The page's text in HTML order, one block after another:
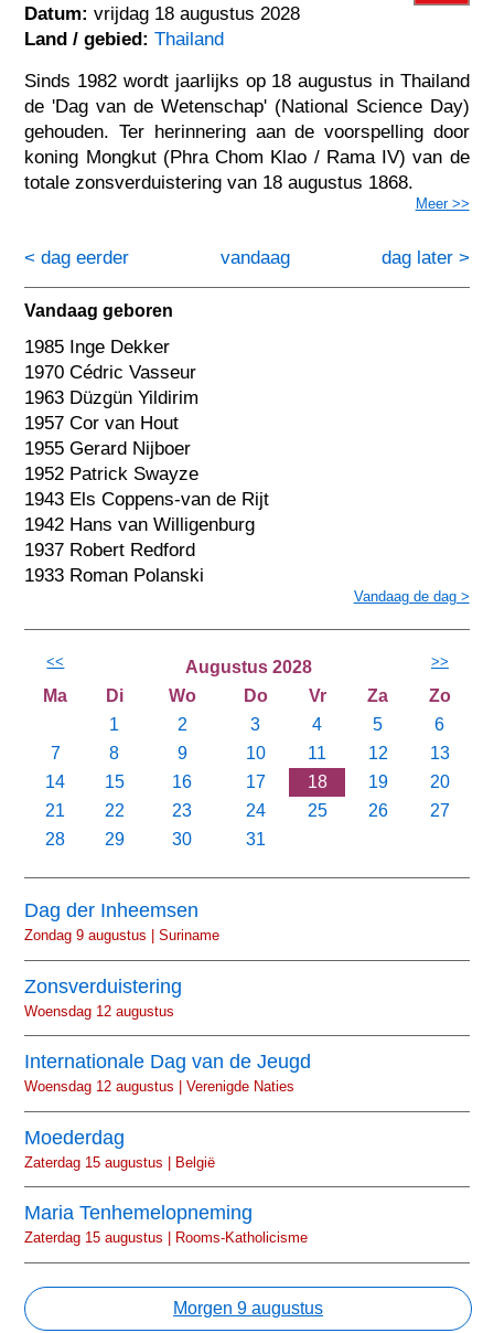
Datum: vrijdag 18 augustus 2028
Land / gebied: Thailand
Sinds 1982 wordt jaarlijks op 18 augustus in Thailand
de 'Dag van de Wetenschap' (National Science Day)
gehouden. Ter herinnering aan de voorspelling door
koning Mongkut (Phra Chom Klao / Rama IV) van de
totale zonsverduistering van 18 augustus 1868.
Meer >>
< dag eerder dag later >
vandaag
Vandaag geboren
1985 Inge Dekker
1970 Cédric Vasseur
1963 Düzgün Yildirim
1957 Cor van Hout
1955 Gerard Nijboer
1952 Patrick Swayze
1943 Els Coppens-van de Rijt
1942 Hans van Willigenburg
1937 Robert Redford
1933 Roman Polanski
Vandaag de dag >
<< Augustus 2028 >>
Ma Di Wo Do Vr Za
Zo
1
2 3 4 5
6
7
8 9 10 11 12
13
14
15 16 17 18 19
20
21
22 23 24 25 26
27
28
29 30 31
Dag der Inheemsen
Zondag 9 augustus | Suriname
Zonsverduistering
Woensdag 12 augustus
Internationale Dag van de Jeugd
Woensdag 12 augustus | Verenigde Naties
Moederdag
Zaterdag 15 augustus | België
Maria Tenhemelopneming
Zaterdag 15 augustus | Rooms-Katholicisme
Morgen 9 augustus